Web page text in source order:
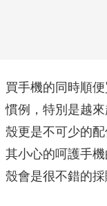
買手機的同時順
慣例，特別是越
殼更是不可少的
其小心的呵護手
殼會是很不錯的採